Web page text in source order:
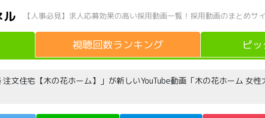
ル 【人事必見】求人応募効果の高い採用動画一覧！ 採用動画のまとめサ
視聴回数ランキング ピ
注文住宅【木の花ホーム】」が新しいYouTube動画「木の花ホーム 女